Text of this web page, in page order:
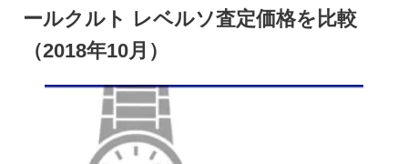
ールクルト レベルソ査定価格を比較
（2018年10月）